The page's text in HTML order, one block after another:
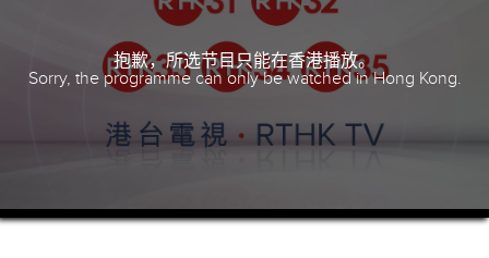
抱歉，所选节目只能在香港播放。
Sorry, the programme can only be watched in Hong Kong.